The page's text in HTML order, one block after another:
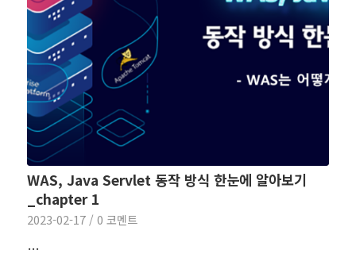
WAS, Java Servlet 동작 방식 한눈에 알아보기
_chapter 1
2023-02-17 / 0 코멘트
…